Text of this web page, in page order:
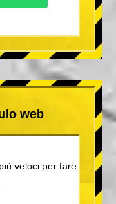
web
veloci per fare